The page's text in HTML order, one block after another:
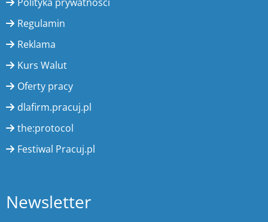
Regulamin
Reklama
Kurs Walut
Oferty pracy
dlafirm.pracuj.pl
the:protocol
Festiwal Pracuj.pl
Newsletter